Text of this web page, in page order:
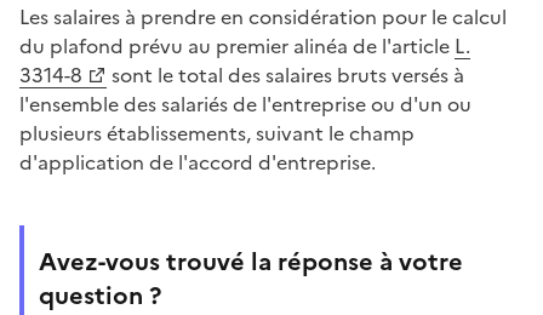
Les salaires à prendre en considération pour le calcul
du plafond prévu au premier alinéa de l'article L.
3314-8
sont le total des salaires bruts versés à
l'ensemble des salariés de l'entreprise ou d'un ou
plusieurs établissements, suivant le champ
d'application de l'accord d'entreprise.
Avez-vous trouvé la réponse à votre
question ?